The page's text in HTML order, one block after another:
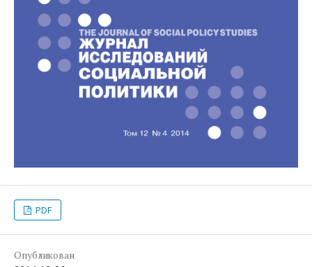
PDF
Опубликован